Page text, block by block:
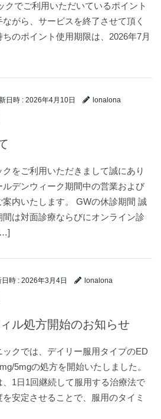
クでご利用いただいているポイント
がら、サービスを終了させて頂く
のポイント使用期限は、2026年7月
日時 : 2026年4月10日 lonalona
をご利用いただきまして誠にあり
デンウィーク期間中の営業および
内いたします。 GWの休診期間 誠
は対面診療ならびにオンライン診
日時 : 2026年3月4日 lonalona
ル処方開始のお知らせ
クでは、デイリー服用タイプのED
5mgの処方を開始いたしました。
1日1回継続して服用する治療法で
安定させることで、服用のタイミ